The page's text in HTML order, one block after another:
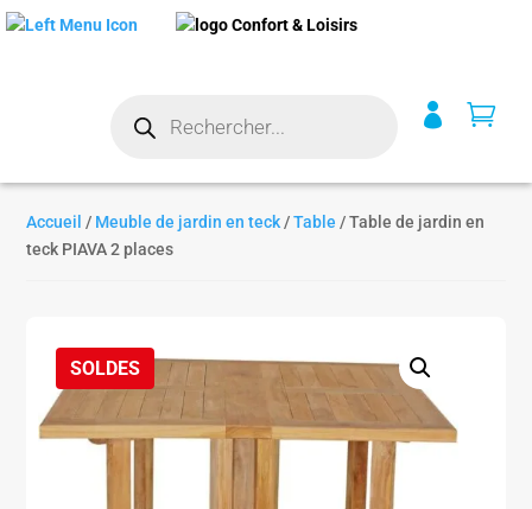
produits
 
Accueil / Meuble de jardin en teck /Table / Table de jardin en
teck PIAVA 2 places
SOLDES